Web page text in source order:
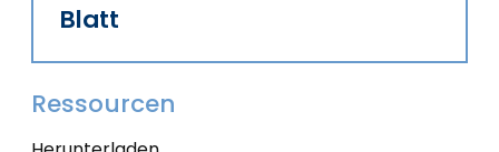
Blatt
Ressourcen